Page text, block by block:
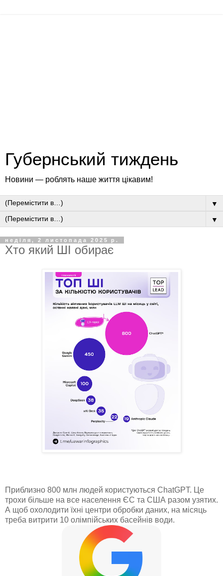
Губернський тиждень
Новини — роблять наше життя цікавим!
▼
▼
неділя, 2 листопада 2025 р.
Хто який ШІ обирає
Приблизно 800 млн людей користуються ChatGPT. Це
трохи більше на все населення ЄС та США разом узятих.
А щоб охолодити їхні центри обробки даних, на місяць
треба витрити 10 олімпійських басейнів води.